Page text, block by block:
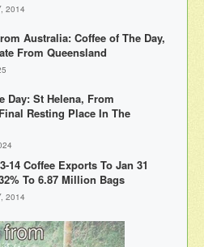
2014
Australia: Coffee of The Day,
From Queensland
Day: St Helena, From
Resting Place In The
14 Coffee Exports To Jan 31
To 6.87 Million Bags
2014